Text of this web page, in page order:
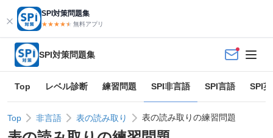
SPI対策問題集
★★★★★
★ 無料アプリ
SPI対策問題集
Top レベル診断 練習問題 SPI非言語 SPI言語 SPI
Top 非言語 表の読み取り 表の読み取りの練習問題